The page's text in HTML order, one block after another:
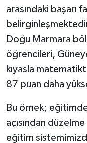
arasındaki başarı
Doğu Marmara
öğrencileri,
kıyasla
87 puan daha
Bu örnek;
açısından
eğitim